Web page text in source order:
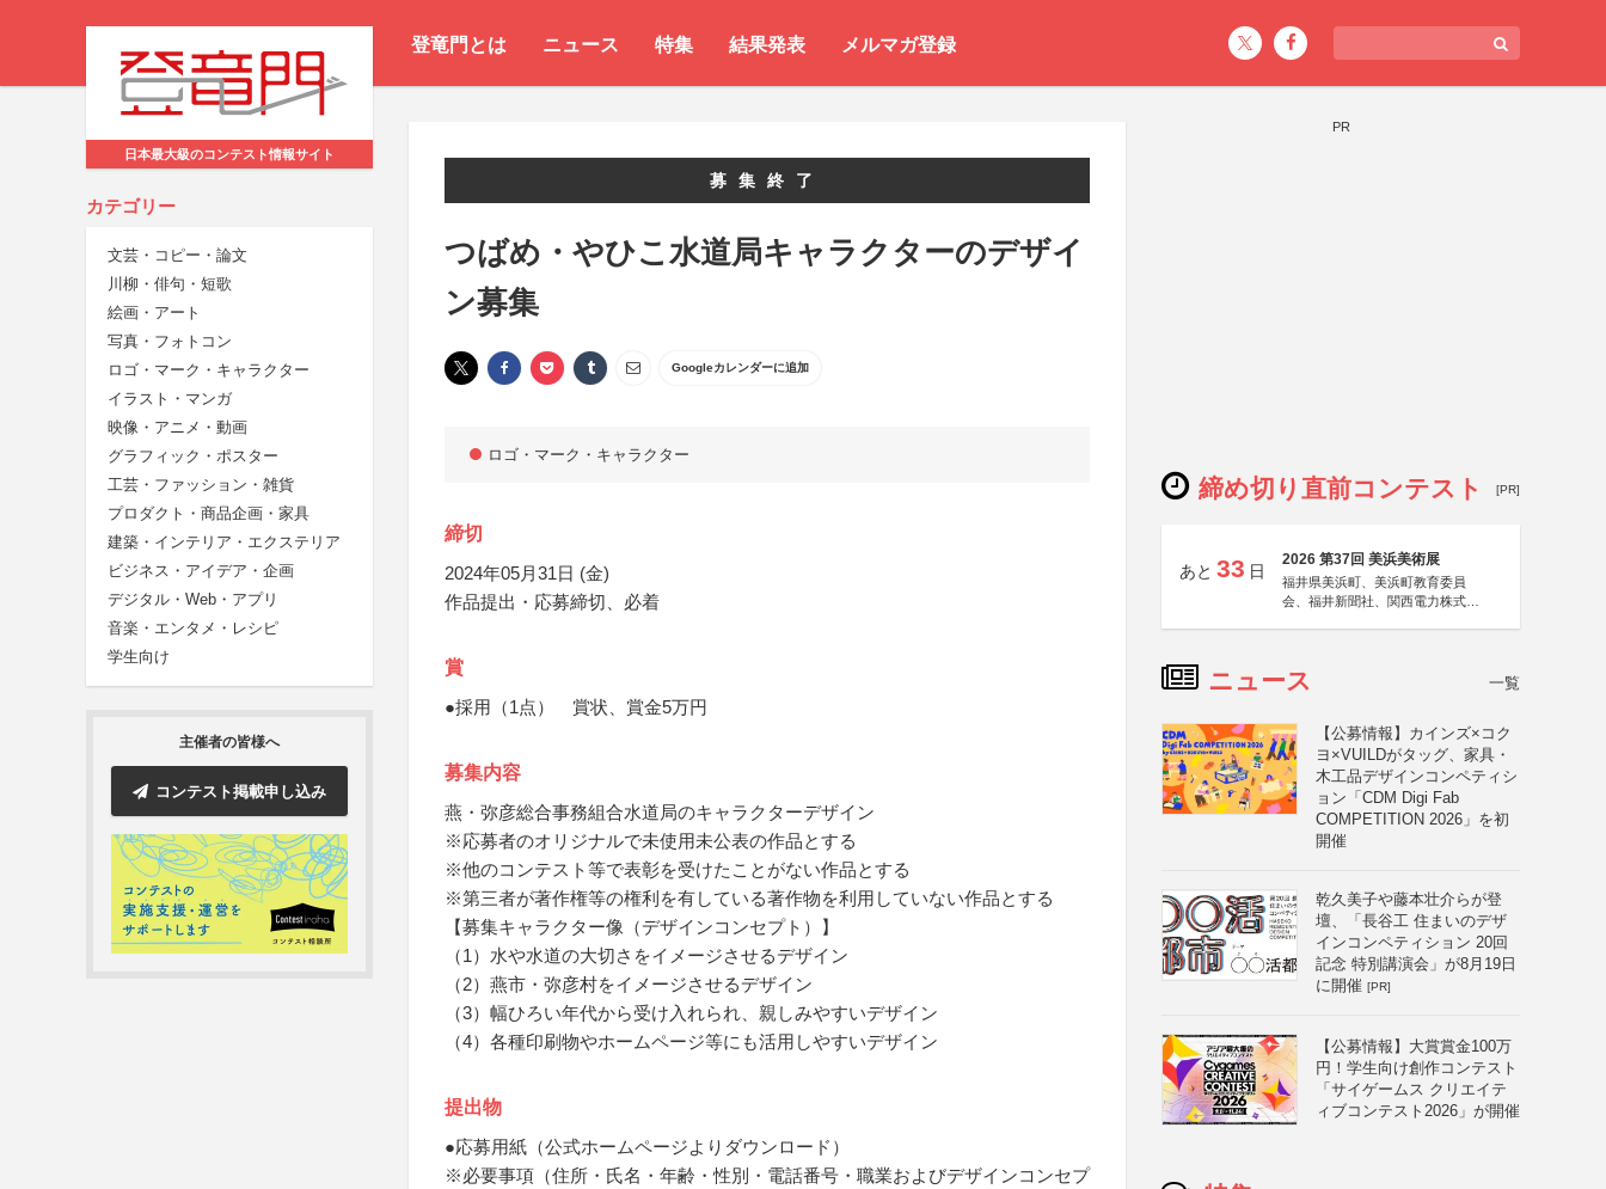
登竜門とは ニュース 特集 結果発表 メルマガ登録
日本最大級のコンテスト情報サイト
カテゴリー
文芸・コピー・論文
川柳・俳句・短歌
絵画・アート
写真・フォトコン
ロゴ・マーク・キャラクター
イラスト・マンガ
映像・アニメ・動画
グラフィック・ポスター
工芸・ファッション・雑貨
プロダクト・商品企画・家具
建築・インテリア・エクステリア
ビジネス・アイデア・企画
デジタル・Web・アプリ
音楽・エンタメ・レシピ
学生向け
主催者の皆様へ
コンテスト掲載申し込み
募集終了
つばめ・やひこ水道局キャラクターのデザイ
ン募集
Googleカレンダーに追加
ロゴ・マーク・キャラクター
締切
2024年05月31日 (金)
作品提出・応募締切、必着
賞
●採用（1点） 賞状、賞金5万円
募集内容
燕・弥彦総合事務組合水道局のキャラクターデザイン
※応募者のオリジナルで未使用未公表の作品とする
※他のコンテスト等で表彰を受けたことがない作品とする
※第三者が著作権等の権利を有している著作物を利用していない作品とする
【募集キャラクター像（デザインコンセプト）】
（1）水や水道の大切さをイメージさせるデザイン
（2）燕市・弥彦村をイメージさせるデザイン
（3）幅ひろい年代から受け入れられ、親しみやすいデザイン
（4）各種印刷物やホームページ等にも活用しやすいデザイン
提出物
●応募用紙（公式ホームページよりダウンロード）
※必要事項（住所・氏名・年齢・性別・電話番号・職業およびデザインコンセプ
PR
締め切り直前コンテスト [PR]
あと 33 日
2026 第37回 美浜美術展
福井県美浜町、美浜町教育委員
会、福井新聞社、関西電力株式会
ニュース 一覧
【公募情報】カインズ×コク
ヨ×VUILDがタッグ、家具・
木工品デザインコンペティシ
ョン「CDM Digi Fab
COMPETITION 2026」を初
開催
乾久美子や藤本壮介らが登
壇、「長谷工 住まいのデザ
インコンペティション 20回
記念 特別講演会」が8月19日
に開催 [PR]
【公募情報】大賞賞金100万
円！学生向け創作コンテスト
「サイゲームス クリエイテ
ィブコンテスト2026」が開催